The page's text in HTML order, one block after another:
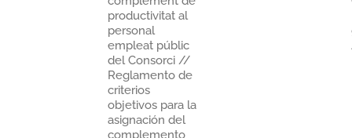
productivitat al
personal
empleat públic
del Consorci //
Reglamento de
criterios
objetivos para la
asignación del
complemento